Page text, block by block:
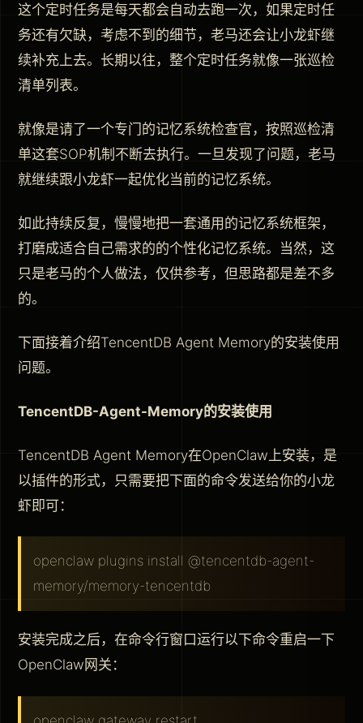
这个定时任务是每天都会自动去跑一次，如果定时任
务还有欠缺，考虑不到的细节，老马还会让小龙虾继
续补充上去。长期以往，整个定时任务就像一张巡检
清单列表。
就像是请了一个专门的记忆系统检查官，按照巡检清
单这套SOP机制不断去执行。一旦发现了问题，老马
就继续跟小龙虾一起优化当前的记忆系统。
如此持续反复，慢慢地把一套通用的记忆系统框架，
打磨成适合自己需求的的个性化记忆系统。当然，这
只是老马的个人做法，仅供参考，但思路都是差不多
的。
下面接着介绍TencentDB Agent Memory的安装使用
问题。
TencentDB-Agent-Memory的安装使用
TencentDB Agent Memory在OpenClaw上安装，是
以插件的形式，只需要把下面的命令发送给你的小龙
虾即可：
openclaw plugins install @tencentdb-agent-
memory/memory-tencentdb
安装完成之后，在命令行窗口运行以下命令重启一下
OpenClaw网关：